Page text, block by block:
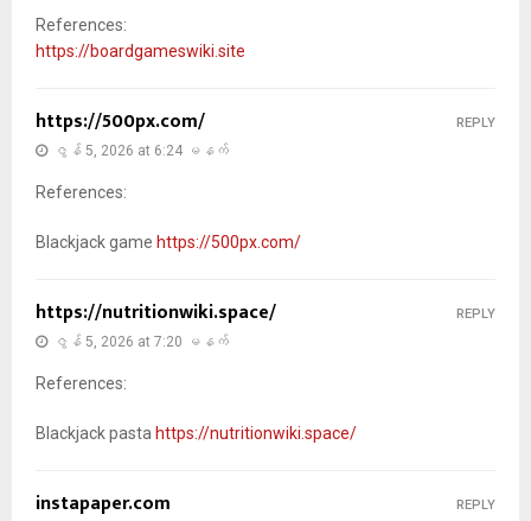
References:
https://boardgameswiki.site
https://500px.com/
ဇွန် 5, 2026 at 6:24 မနက်
References:
Blackjack game https://500px.com/
REPLY
https://nutritionwiki.space/
ဇွန် 5, 2026 at 7:20 မနက်
References:
Blackjack pasta https://nutritionwiki.space/
REPLY
instapaper.com REPLY